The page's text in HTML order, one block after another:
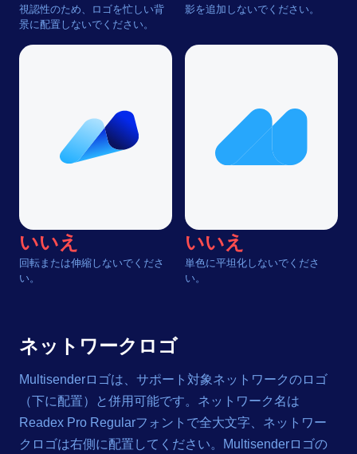
視認性のため、ロゴを忙しい背
景に配置しないでください。
影を追加しないでください。
いいえ
回転または伸縮しないでくださ
い。
いいえ
単色に平坦化しないでくださ
い。
ネットワークロゴ
Multisenderロゴは、サポート対象ネットワークのロゴ
（下に配置）と併用可能です。ネットワーク名は
Readex Pro Regularフォントで全大文字、ネットワー
クロゴは右側に配置してください。Multisenderロゴの